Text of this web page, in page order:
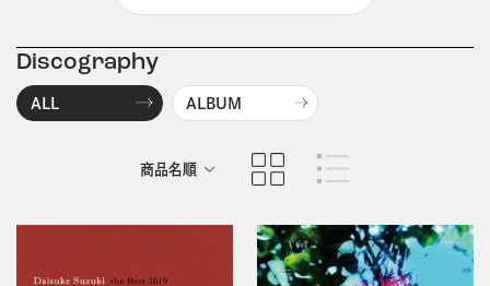
Discography
ALL ALBUM
商品名順